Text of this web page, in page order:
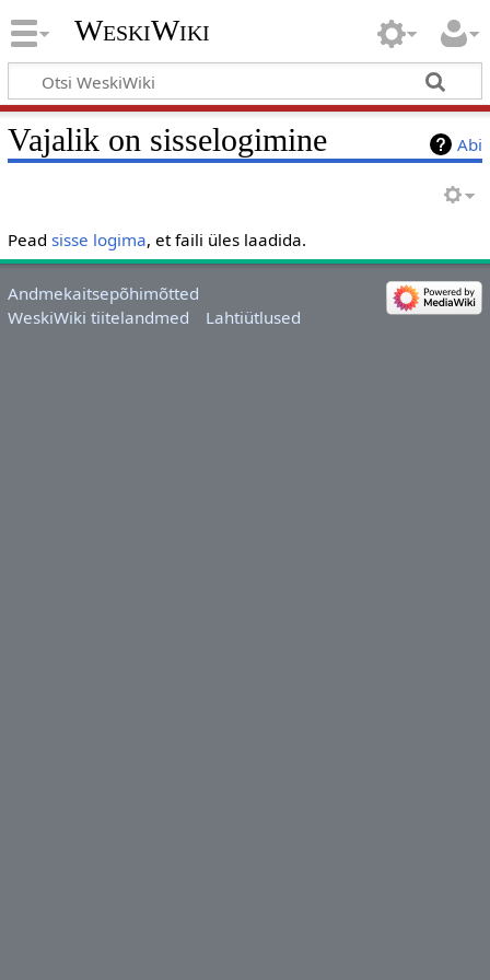
WeskiWiki
Abi
Vajalik on sisselogimine
Pead sisse logima, et faili üles laadida.
Andmekaitsepõhimõtted
WeskiWiki tiitelandmed
Lahtiütlused